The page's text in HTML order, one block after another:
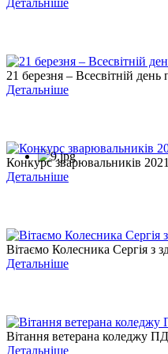
Детальніше
21 березня – Всесвітній день
Детальніше
Конкурс зварювальників 2021
Детальніше
Вітаємо Колесника Сергія з
Детальніше
Вітання ветерана коледжу
Детальніше